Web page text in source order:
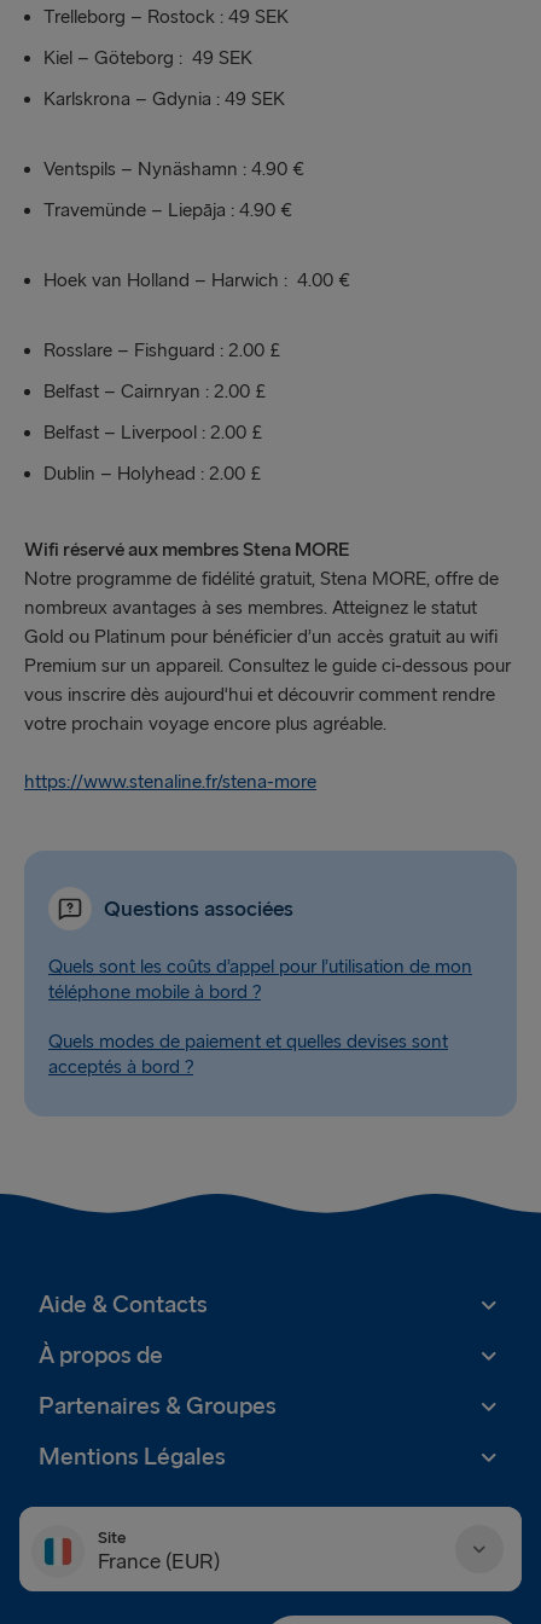
Trelleborg – Rostock : 49 SEK
Kiel – Göteborg : 49 SEK
Karlskrona – Gdynia : 49 SEK
Ventspils – Nynäshamn : 4.90 €
Travemünde – Liepāja : 4.90 €
Hoek van Holland – Harwich : 4.00 €
Rosslare – Fishguard : 2.00 £
Belfast – Cairnryan : 2.00 £
Belfast – Liverpool : 2.00 £
Dublin – Holyhead : 2.00 £
Wifi réservé aux membres Stena MORE
Notre programme de fidélité gratuit, Stena MORE, offre de
nombreux avantages à ses membres. Atteignez le statut
Gold ou Platinum pour bénéficier d’un accès gratuit au wifi
Premium sur un appareil. Consultez le guide ci-dessous pour
vous inscrire dès aujourd'hui et découvrir comment rendre
votre prochain voyage encore plus agréable.
https://www.stenaline.fr/stena-more
Questions associées
Quels sont les coûts d’appel pour l’utilisation de mon
téléphone mobile à bord ?
Quels modes de paiement et quelles devises sont
acceptés à bord ?
Aide & Contacts
À propos de
Partenaires & Groupes
Mentions Légales
Site
France (EUR)